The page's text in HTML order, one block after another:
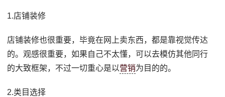
1.店铺装修
店铺装修也很重要，毕竟在网上卖东西，都是靠视觉传达
的。观感很重要，如果自己不太懂，可以去模仿其他同行
的大致框架，不过一切重心是以营销为目的的。
2.类目选择